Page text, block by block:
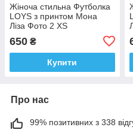
Жіноча стильна Футболка
LOYS з принтом Мона
Ліза Фото 2 XS
650 ₴
Купити
Про нас
99% позитивних з 338